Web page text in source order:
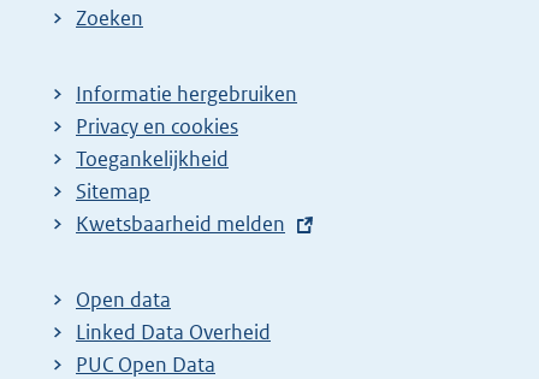
Zoeken
Informatie hergebruiken
Privacy en cookies
Toegankelijkheid
Sitemap
E
t
e
r
Kwetsbaarheid melden
Open data
Linked Data Overheid
PUC Open Data